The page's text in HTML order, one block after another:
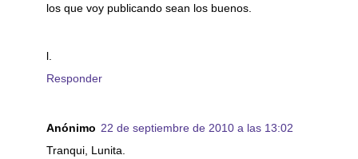
los que voy publicando sean los buenos.
l.
Responder
Anónimo 22 de septiembre de 2010 a las 13:02
Tranqui, Lunita.